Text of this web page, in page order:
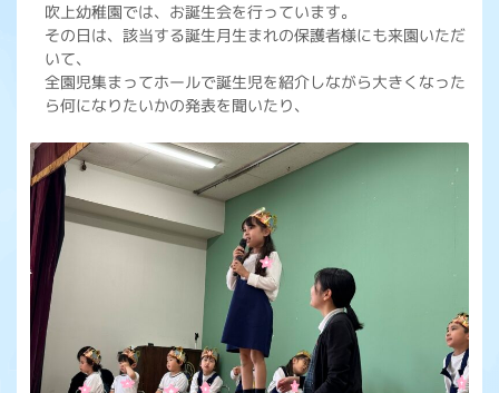
吹上幼稚園では、お誕生会を行っています。
その日は、該当する誕生月生まれの保護者様にも来園いただ
いて、
全園児集まってホールで誕生児を紹介しながら大きくなった
ら何になりたいかの発表を聞いたり、